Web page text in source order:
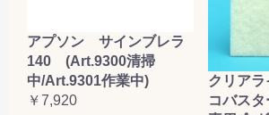
アプソン サインブレラ
140 (Art.9300清掃
中/Art.9301作業中)
￥7,920
クリア
コバス